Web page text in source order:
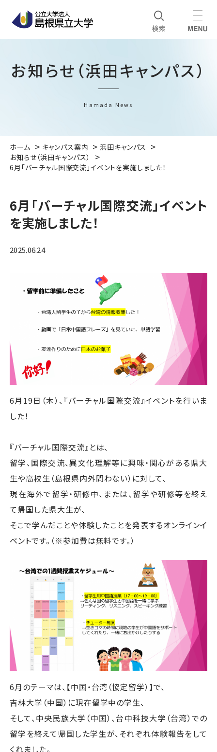
お知らせ（浜田キャンパス）
Hamada News
ホーム キャンパス案内
浜田キャンパス
お知らせ（浜田キャンパス）
6月「バーチャル国際交流」イベントを実施しました！
6月「バーチャル国際交流」イベント
を実施しました！
2025.06.24
6月19日（木）、『バーチャル国際交流』イベントを行いま
した！
『バーチャル国際交流』とは、
留学、国際交流、異文化理解等に興味・関心がある県大
生や高校生（島根県内外問わない）に対して、
現在海外で留学・研修中、または、留学や研修等を終え
て帰国した県大生が、
そこで学んだことや体験したことを発表するオンラインイ
ベントです。（※参加費は無料です。）
6月のテーマは、【中国・台湾（協定留学）】で、
吉林大学（中国）に現在留学中の学生、
そして、中央民族大学（中国）、台中科技大学（台湾）での
留学を終えて帰国した学生が、それぞれ体験報告をして
くれました。